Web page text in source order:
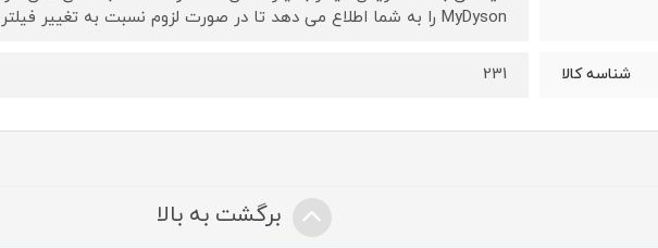
MyDyson را به شما اطلاع می دهد تا در صورت لزوم نسبت به تغییر فیلتر اقدام نمایید.
شناسه کالا 231
برگشت به بالا